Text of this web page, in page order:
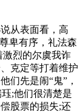
从表面看，高
卑有序，礼法森
激烈的尔虞我诈
克定等打着维护
们先是闹“鬼”，
;他们很清楚是
股票的损失;还